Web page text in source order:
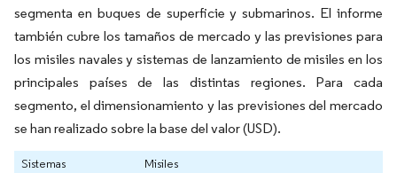
segmenta en buques de superficie y submarinos. El informe
también cubre los tamaños de mercado y las previsiones para
los misiles navales y sistemas de lanzamiento de misiles en los
principales países de las distintas regiones. Para cada
segmento, el dimensionamiento y las previsiones del mercado
se han realizado sobre la base del valor (USD).
Sistemas
Misiles